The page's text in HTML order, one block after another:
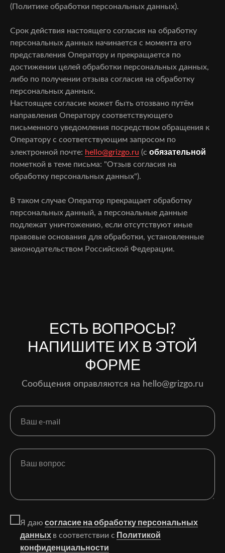
(Политике обработки персональных данных).
Срок действия настоящего согласия на обработку
персональных данных начинается с момента его
представления Оператору и прекращается по
достижении целей обработки персональных данных,
либо по получении отзыва согласия на обработку
персональных данных.
Настоящее согласие может быть отозвано путём
направления Оператору соответствующего
письменного уведомления посредством обращения к
Оператору с соответствующим запросом по
электронной почте: hello@grizgo.ru (с обязательной
пометкой в теме письма: "Отзыв согласия на
обработку персональных данных").
В таком случае Оператор прекращает обработку
персональных данный, а персональные данные
подлежат уничтожению, если отсутствуют иные
правовые основания для обработки, установленные
законодательством Российской Федерации.
ЕСТЬ ВОПРОСЫ?
НАПИШИТЕ ИХ В ЭТОЙ
ФОРМЕ
Сообщения оправляются на hello@grizgo.ru
Я даю согласие на обработку персональных
данных в соответствии с Политикой
конфиденциальности